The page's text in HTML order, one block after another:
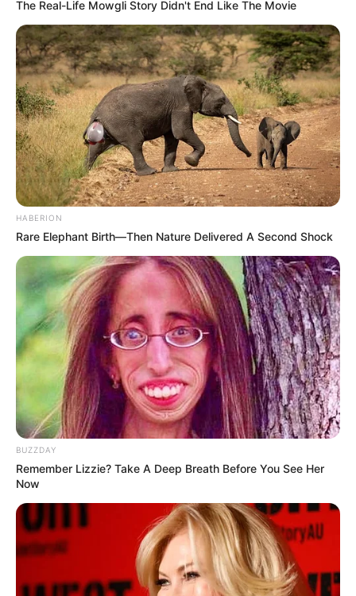
ΕΠΙΣΥΝΑΠΤΩ ΣΚΟΠΙΜΑ ΚΑΙ ΤΗΝ ΕΞΗΓΗΣΗ ΣΧΕΤΙΚΑ ΜΕ
ΤΟ Gresham Law ΓΙΑ ΝΑ ΔΕΙΤΕ ΠΟΣΟ ΟΜΟΡΦΑ ΕΧΟΥΝ
ΠΙΑΣΤΕΙ ΣΤΗΝ ΦΑΚΑ ΟΙ ΚΟΠΡΟΙ..ΠΟΥ ΒΕΒΑΙΑ ΘΑ
The Real-Life Mowgli Story Didn't End Like The Movie
HABERION
Rare Elephant Birth—Then Nature Delivered A Second Shock
BUZZDAY
Remember Lizzie? Take A Deep Breath Before You See Her
Now